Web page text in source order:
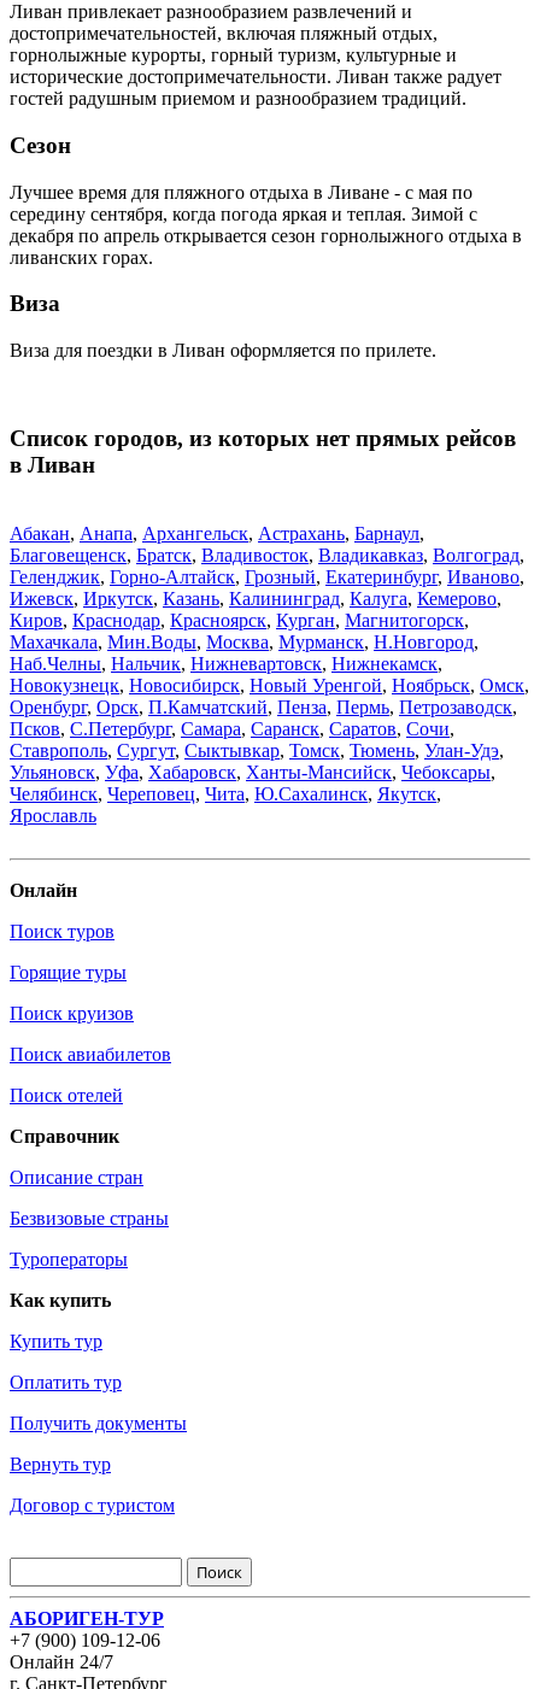
Ливан привлекает разнообразием развлечений и
достопримечательностей, включая пляжный отдых,
горнолыжные курорты, горный туризм, культурные и
исторические достопримечательности. Ливан также радует
гостей радушным приемом и разнообразием традиций.
Сезон
Лучшее время для пляжного отдыха в Ливане - с мая по
середину сентября, когда погода яркая и теплая. Зимой с
декабря по апрель открывается сезон горнолыжного отдыха в
ливанских горах.
Виза
Виза для поездки в Ливан оформляется по прилете.
Список городов, из которых нет прямых рейсов
в Ливан
Абакан, Анапа, Архангельск, Астрахань, Барнаул,
Благовещенск, Братск, Владивосток, Владикавказ, Волгоград,
Геленджик, Горно-Алтайск, Грозный, Екатеринбург, Иваново,
Ижевск, Иркутск, Казань, Калининград, Калуга, Кемерово,
Киров, Краснодар, Красноярск, Курган, Магнитогорск,
Махачкала, Мин.Воды, Москва, Мурманск, Н.Новгород,
Наб.Челны, Нальчик, Нижневартовск, Нижнекамск,
Новокузнецк, Новосибирск, Новый Уренгой, Ноябрьск, Омск,
Оренбург, Орск, П.Камчатский, Пенза, Пермь, Петрозаводск,
Псков, С.Петербург, Самара, Саранск, Саратов, Сочи,
Ставрополь, Сургут, Сыктывкар, Томск, Тюмень, Улан-Удэ,
Ульяновск, Уфа, Хабаровск, Ханты-Мансийск, Чебоксары,
Челябинск, Череповец, Чита, Ю.Сахалинск, Якутск,
Ярославль
Онлайн
Поиск туров
Горящие туры
Поиск круизов
Поиск авиабилетов
Поиск отелей
Справочник
Описание стран
Безвизовые страны
Туроператоры
Как купить
Купить тур
Оплатить тур
Получить документы
Вернуть тур
Договор с туристом
АБОРИГЕН-ТУР
+7 (900) 109-12-06
Онлайн 24/7
г. Санкт-Петербург